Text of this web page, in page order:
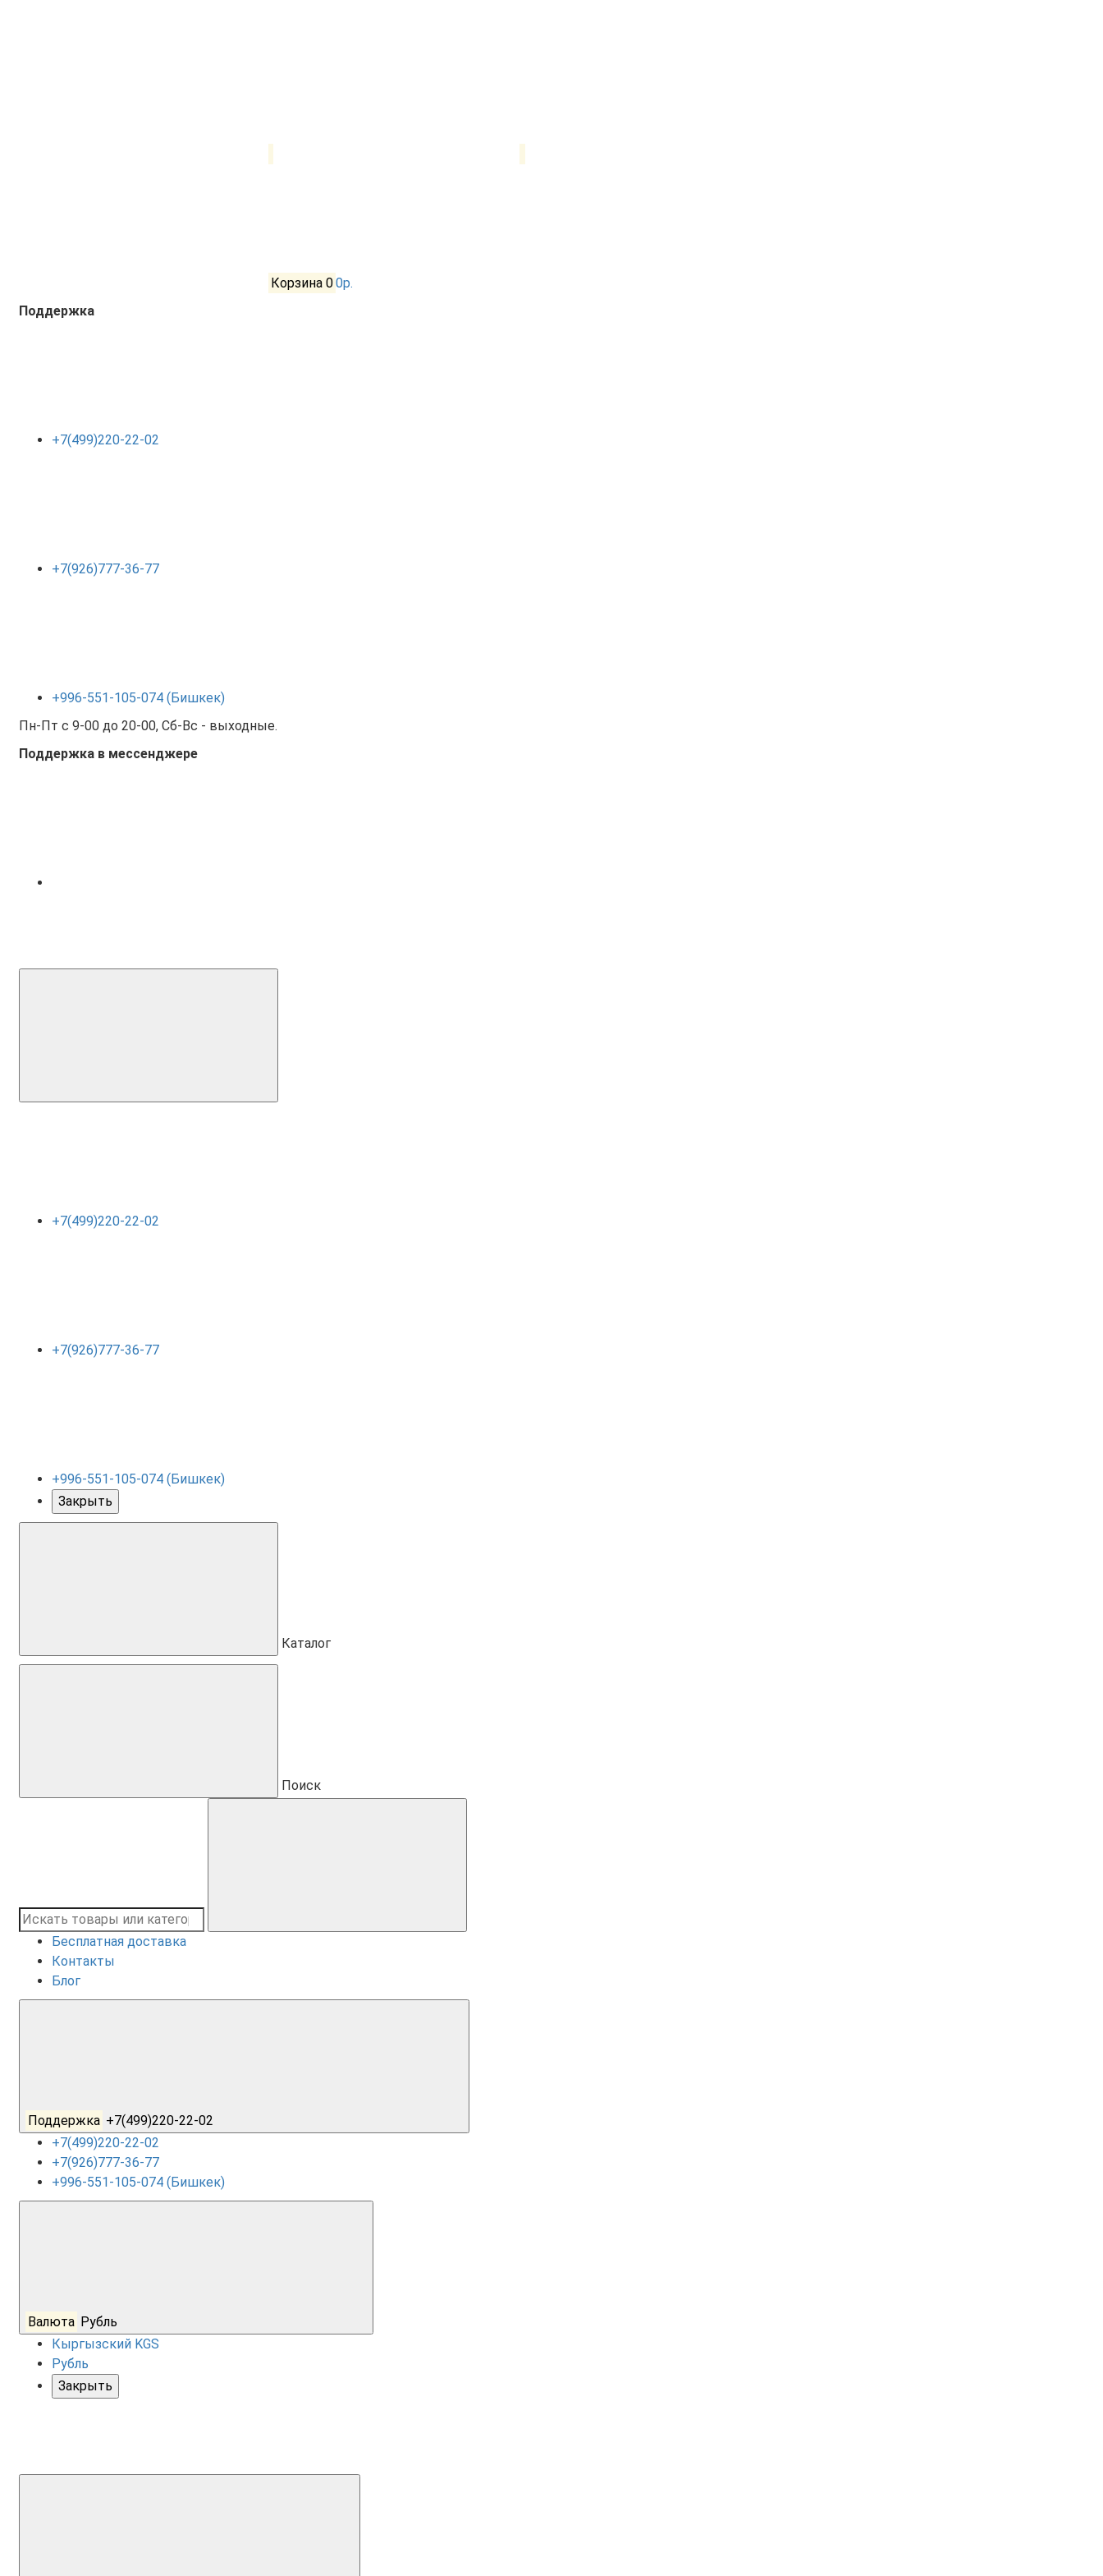
Корзина 00р.
Поддержка
+7(499)220-22-02
+7(926)777-36-77
+996-551-105-074 (Бишкек)
Пн-Пт с 9-00 до 20-00, Сб-Вс - выходные.
Поддержка в мессенджере
+7(499)220-22-02
+7(926)777-36-77
+996-551-105-074 (Бишкек)
Закрыть
Каталог
Поиск
Бесплатная доставка
Контакты
Блог
Поддержка +7(499)220-22-02
+7(499)220-22-02
+7(926)777-36-77
+996-551-105-074 (Бишкек)
Валюта Рубль
Кыргызский KGS
Рубль
Закрыть